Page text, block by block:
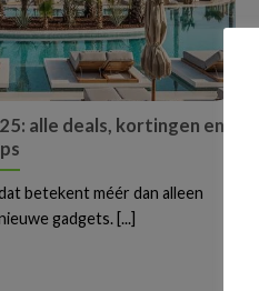
alle deals, kortingen en
betekent méér dan alleen
gadgets. [...]